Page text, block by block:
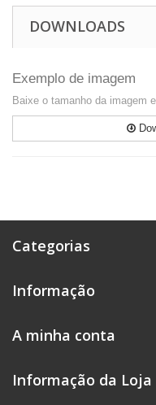
DOWNLOADS
Exemplo de imagem
Baixe o tamanho da imagem
Categorias
Informação
A minha conta
Informação da Loja